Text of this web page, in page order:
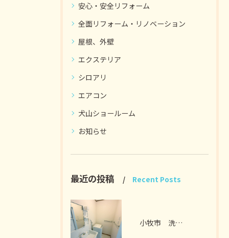
安心・安全リフォーム
全面リフォーム・リノベーション
屋根、外壁
エクステリア
シロアリ
エアコン
犬山ショールーム
お知らせ
最近の投稿 Recent Posts
小牧市 洗面脱衣室リフォーム I様邸 2026年7月